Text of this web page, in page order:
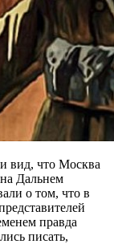
вид, что Москва
Дальнем
о том, что в
правда
писать,